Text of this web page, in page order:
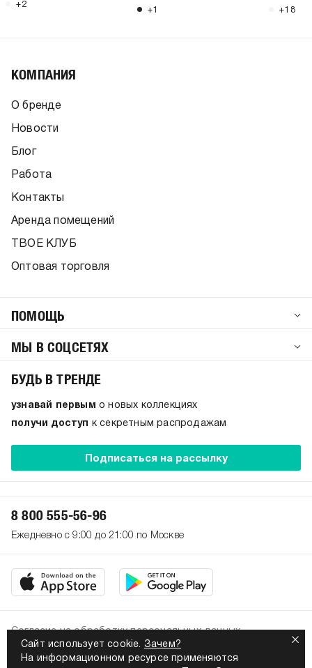
+2
+1 +18
Сайт использует cookie. Зачем?
На информационном ресурсе применяются
КОМПАНИЯ
О бренде
Новости
Блог
Работа
Контакты
Аренда помещений
ТВОЕ КЛУБ
Оптовая торговля
ПОМОЩЬ
МЫ В СОЦСЕТЯХ
БУДЬ В ТРЕНДЕ
узнавай первым о новых коллекциях
получи доступ
к секретным распродажам
Подписаться на рассылку
8 800 555-56-96
Ежедневно с 9:00 до 21:00 по Москве
Политика конфиденциальности
Согласие на обработку персональных данных